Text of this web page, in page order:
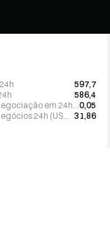
597,7
586,4
Volume de negociação em 24h (BNB)0,05
Volume de negócios 24h (USDC) 31,86